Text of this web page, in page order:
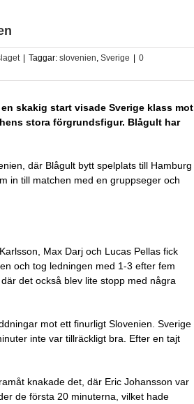
| Taggar: slovenien, Sverige | 0
skakig start visade Sverige klass mot
stora förgrundsfigur. Blågult har
där Blågult bytt spelplats till Hamburg
in till matchen med en gruppseger och
Max Darj och Lucas Pellas fick
och tog ledningen med 1-3 efter fem
det också blev lite stopp med några
mot ett finurligt Slovenien. Sverige
inte var tillräckligt bra. Efter en tajt
knakade det, där Eric Johansson var
de första 20 minuterna, vilket hade